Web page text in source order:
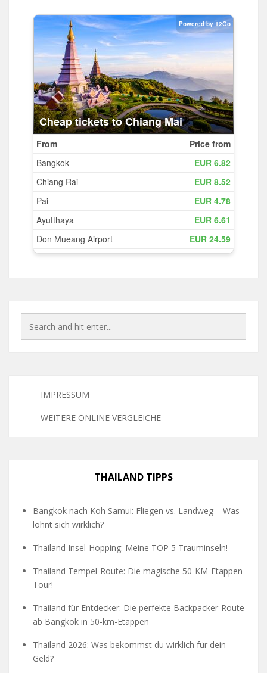
IMPRESSUM
WEITERE ONLINE VERGLEICHE
THAILAND TIPPS
Bangkok nach Koh Samui: Fliegen vs. Landweg – Was
lohnt sich wirklich?
Thailand Insel-Hopping: Meine TOP 5 Trauminseln!
Thailand Tempel-Route: Die magische 50-KM-Etappen-
Tour!
Thailand für Entdecker: Die perfekte Backpacker-Route
ab Bangkok in 50-km-Etappen
Thailand 2026: Was bekommst du wirklich für dein
Geld?